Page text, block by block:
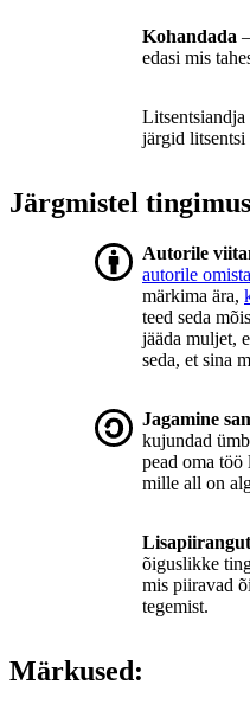
Kohandada
edasi mis
Litsentsiandja
järgid
Järgmistel
Autorile
autorile
märkima ära,
teed seda
jääda muljet,
seda, et sina
Jagamine
kujundad
pead oma töö
mille all on
õiguslikke
mis piiravad
tegemist.
Märkused: